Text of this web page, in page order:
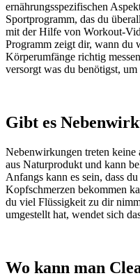
ernährungsspezifischen
Sportprogramm, das du
mit der Hilfe von Workout-
Programm zeigt dir, wann du
Körperumfänge richtig
versorgt was du benötigst,
Gibt es
Nebenwirkungen treten keine
aus Naturprodukt und kann
Anfangs kann es sein, dass
Kopfschmerzen bekommen
du viel Flüssigkeit zu dir
umgestellt hat, wendet sich
Wo kann man